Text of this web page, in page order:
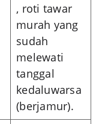
, roti tawar
murah yang
sudah
melewati
tanggal
kedaluwarsa
(berjamur).